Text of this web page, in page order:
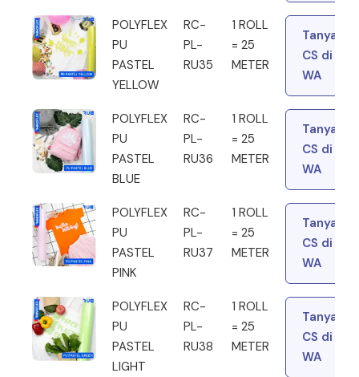
POLYFLEX
PU
PASTEL
YELLOW
RC-
PL-
RU35
1 ROLL
= 25
METER
Tanya
CS di
WA
POLYFLEX
PU
PASTEL
BLUE
RC-
PL-
RU36
1 ROLL
= 25
METER
Tanya
CS di
WA
POLYFLEX
PU
PASTEL
PINK
RC-
PL-
RU37
1 ROLL
= 25
METER
Tanya
CS di
WA
POLYFLEX
PU
PASTEL
LIGHT
RC-
PL-
RU38
1 ROLL
= 25
METER
Tanya
CS di
WA